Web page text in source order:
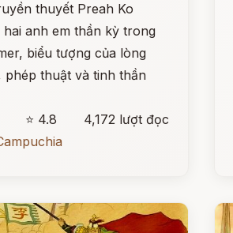
thuyết Preah Ko
hai anh em thần kỳ trong
biểu tượng của lòng
phép thuật và tinh thần
⭐ 4.8
4,172 lượt đọc